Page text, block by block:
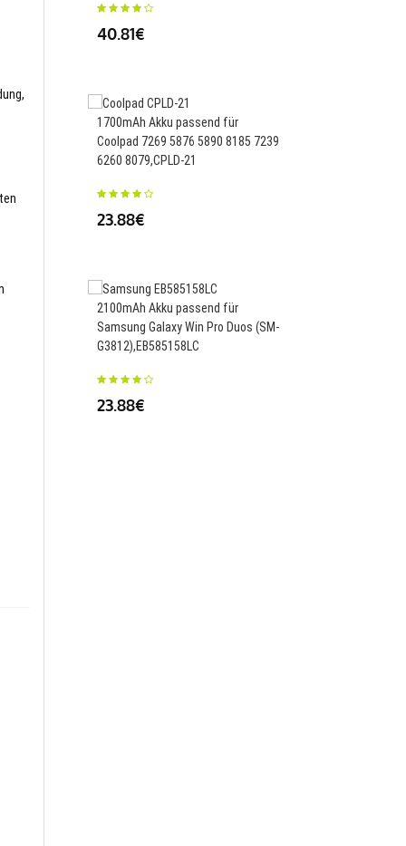
40.81€
1700mAh Akku passend für
Coolpad 7269 5876 5890 8185 7239
6260 8079,CPLD-21
23.88€
2100mAh Akku passend für
Samsung Galaxy Win Pro Duos (SM-
G3812),EB585158LC
23.88€